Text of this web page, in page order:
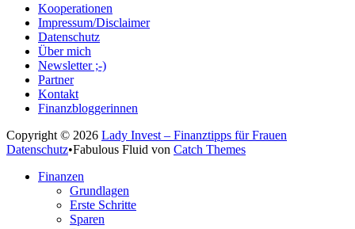
Kooperationen
Impressum/Disclaimer
Datenschutz
Über mich
Newsletter ;-)
Partner
Kontakt
Finanzbloggerinnen
Copyright © 2026 Lady Invest – Finanztipps für Frauen
Datenschutz•Fabulous Fluid von Catch Themes
oben
Finanzen
Grundlagen
Erste Schritte
Sparen